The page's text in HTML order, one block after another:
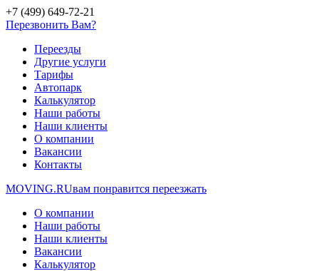
+7 (499) 649-72-21
Перезвонить Вам?
Переезды
Другие услуги
Тарифы
Автопарк
Калькулятор
Наши работы
Наши клиенты
О компании
Вакансии
Контакты
MOVING.RUвам понравится переезжать
О компании
Наши работы
Наши клиенты
Вакансии
Калькулятор